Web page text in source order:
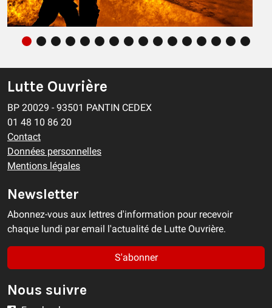
ennemi
EN BREF
Lutte Ouvrière
BP 20029 - 93501 PANTIN CEDEX
01 48 10 86 20
Contact
Données personnelles
Mentions légales
Newsletter
Abonnez-vous aux lettres d'information pour recevoir
chaque lundi par email l'actualité de Lutte Ouvrière.
S'abonner
Nous suivre